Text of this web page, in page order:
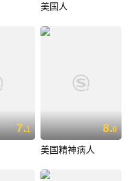
美国人
7.1 8.0
美国精神病人